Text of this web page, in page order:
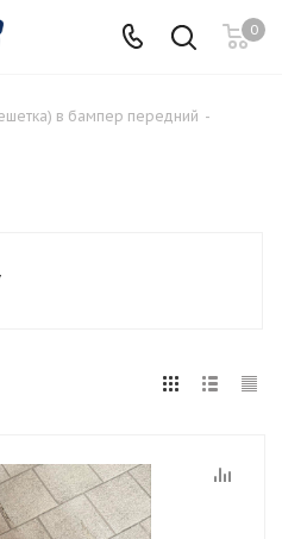
0
в бампер передний -